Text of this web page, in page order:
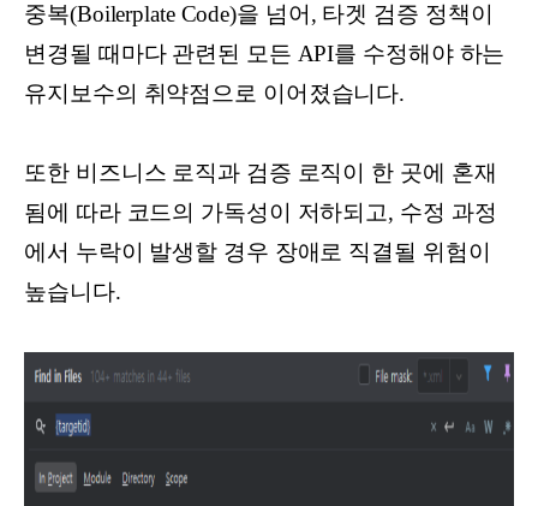
중복(Boilerplate Code)을 넘어, 타겟 검증 정책이
변경될 때마다 관련된 모든 API를 수정해야 하는
유지보수의 취약점으로 이어졌습니다.
또한 비즈니스 로직과 검증 로직이 한 곳에 혼재
됨에 따라 코드의 가독성이 저하되고, 수정 과정
에서 누락이 발생할 경우 장애로 직결될 위험이
높습니다.